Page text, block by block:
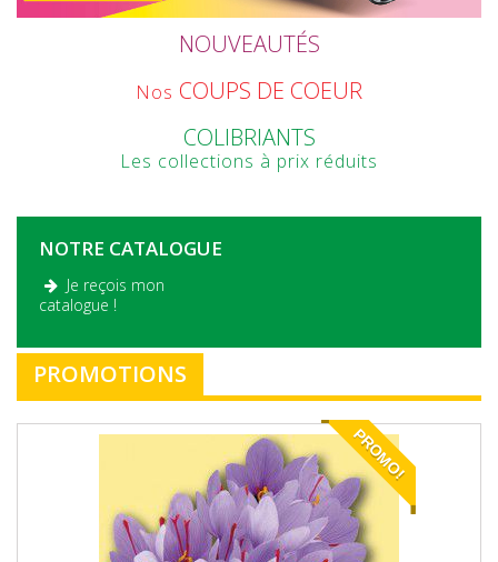
NOUVEAUTÉS
Nos COUPS DE COEUR
COLIBRIANTS
Les collections à prix réduits
NOTRE CATALOGUE
Je reçois mon
catalogue !
PROMOTIONS
PROMO!